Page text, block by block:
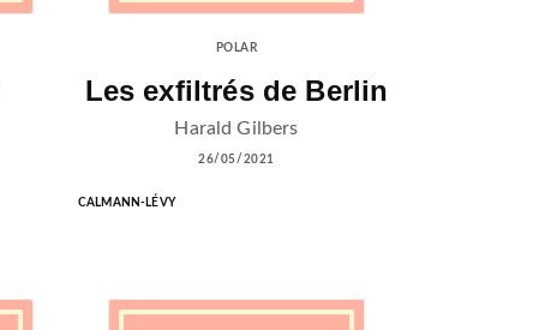
POLAR
Les exfiltrés de Berlin
Harald Gilbers
26/05/2021
CALMANN-LÉVY